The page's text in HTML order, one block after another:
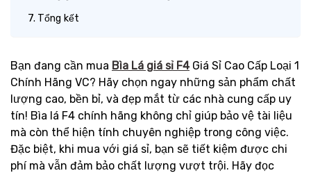
Tổng kết
Bạn đang cần mua Bìa Lá giá sỉ F4 Giá Sỉ Cao Cấp Loại 1
Chính Hãng VC? Hãy chọn ngay những sản phẩm chất
lượng cao, bền bỉ, và đẹp mắt từ các nhà cung cấp uy
tín! Bìa lá F4 chính hãng không chỉ giúp bảo vệ tài liệu
mà còn thể hiện tính chuyên nghiệp trong công việc.
Đặc biệt, khi mua với giá sỉ, bạn sẽ tiết kiệm được chi
phí mà vẫn đảm bảo chất lượng vượt trội. Hãy đọc